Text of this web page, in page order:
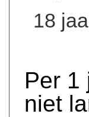
18
Per 1
niet